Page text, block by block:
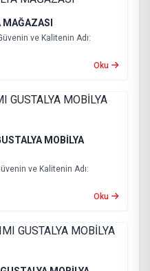
MAĞAZASI
ve Kalitenin Adı:
Oku
MOBİLYA
ve Kalitenin Adı:
Oku